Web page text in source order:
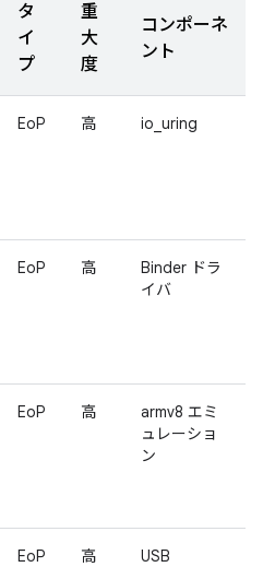
タ
イ
プ
重
大
度
コンポーネ
ント
EoP 高 io_uring
EoP 高
Binder ドラ
イバ
EoP 高
armv8 エミ
ュレーショ
ン
EoP 高 USB